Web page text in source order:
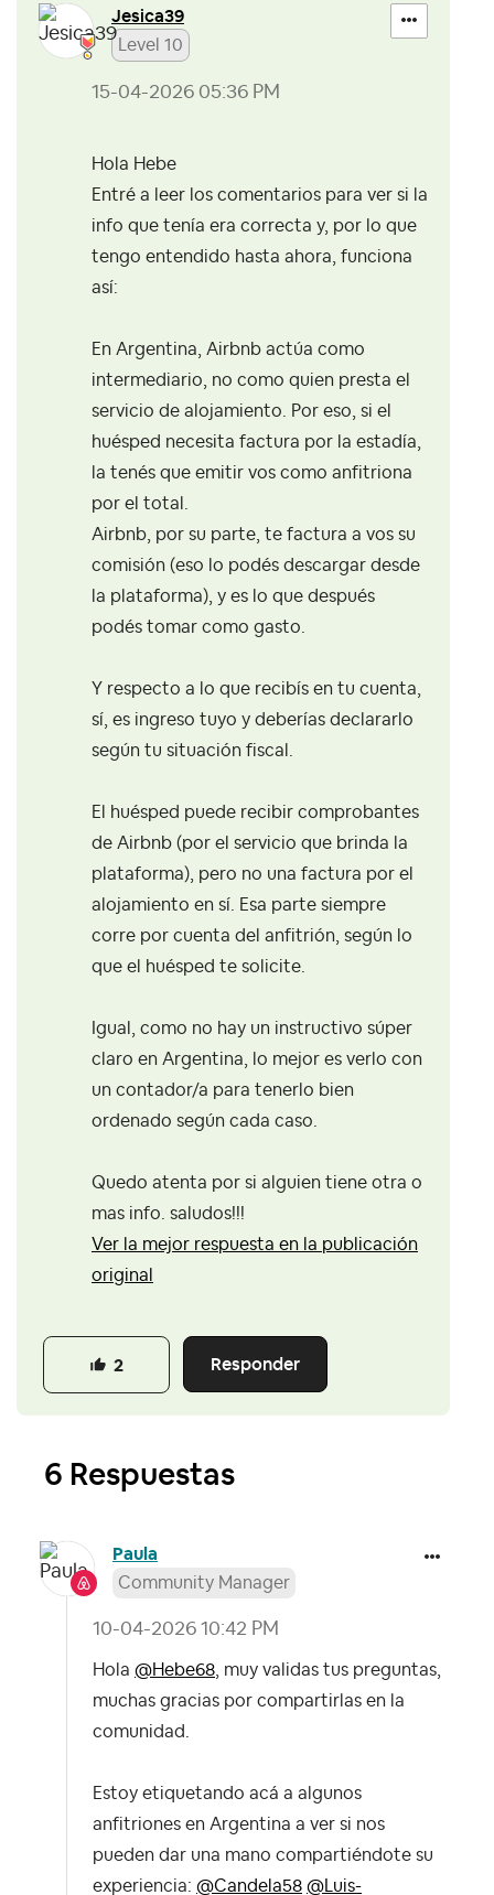
Jesica39
Level 10
‎15-04-2026 05:36 PM
Hola Hebe
Entré a leer los comentarios para ver si la
info que tenía era correcta y, por lo que
tengo entendido hasta ahora, funciona
así:
En Argentina, Airbnb actúa como
intermediario, no como quien presta el
servicio de alojamiento. Por eso, si el
huésped necesita factura por la estadía,
la tenés que emitir vos como anfitriona
por el total.
Airbnb, por su parte, te factura a vos su
comisión (eso lo podés descargar desde
la plataforma), y es lo que después
podés tomar como gasto.
Y respecto a lo que recibís en tu cuenta,
sí, es ingreso tuyo y deberías declararlo
según tu situación fiscal.
El huésped puede recibir comprobantes
de Airbnb (por el servicio que brinda la
plataforma), pero no una factura por el
alojamiento en sí. Esa parte siempre
corre por cuenta del anfitrión, según lo
que el huésped te solicite.
Igual, como no hay un instructivo súper
claro en Argentina, lo mejor es verlo con
un contador/a para tenerlo bien
ordenado según cada caso.
Quedo atenta por si alguien tiene otra o
mas info. saludos!!!
Ver la mejor respuesta en la publicación
original
Responder
2
6 Respuestas
Paula
Community Manager
‎10-04-2026 10:42 PM
Hola @Hebe68 , muy validas tus preguntas,
muchas gracias por compartirlas en la
comunidad.
Estoy etiquetando acá a algunos
anfitriones en Argentina a ver si nos
pueden dar una mano compartiéndote su
experiencia: @Candela58 @Luis-